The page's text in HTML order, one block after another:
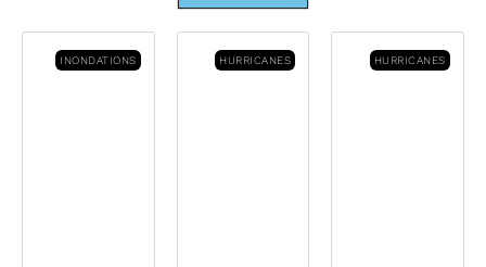
INONDATIONS HURRICANES HURRICANES